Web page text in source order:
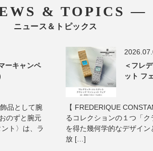
& TOPICS ―
ニュース＆トピックス
ーキャンペ
品として腕
のずと腕元
ト〉は、ラ
＜フレ
ット フ
【 FREDERIQUE
るコレクションの１つ「
を得た幾何学的なデザイ
放 […]